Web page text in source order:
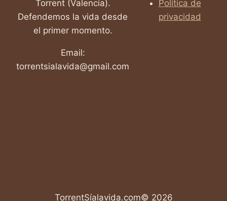
Torrent (Valencia).
Defendemos la vida desde
el primer momento.
Email:
torrentsialavida@gmail.com
Política de
privacidad
TorrentSíalavida.com© 2026